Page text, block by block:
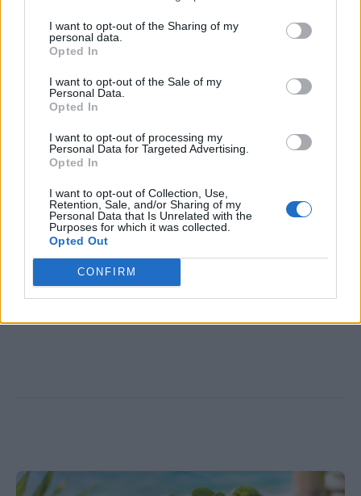
I want to opt-out of the Sharing of my
personal data.
Opted In
I want to opt-out of the Sale of my
Personal Data.
Opted In
I want to opt-out of processing my
Personal Data for Targeted Advertising.
Opted In
I want to opt-out of Collection, Use,
Retention, Sale, and/or Sharing of my
Personal Data that Is Unrelated with the
Purposes for which it was collected.
Opted Out
CONFIRM
Καρκίνος του μαστού: Νέα δεδομένα για
την καταστολή της ωοθηκικής
λειτουργίας
Νέα δεδομένα 15ετούς παρακολούθησης
επαναπροσδιορίζουν τη θέση της καταστολής
της ωοθηκικής λειτουργίας στον πρώιμο HR-
θετικό/HER2-αρνητικό καρκίνο του μαστού.